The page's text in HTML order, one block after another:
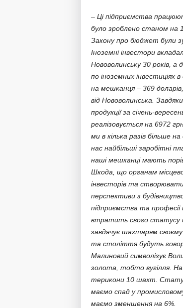
– Ці підприємства
було зроблено станом на
Закону про бюджет були
Іноземні інвестори
Нововолинську 30 років, а
по іноземних інвестиціях
на мешканця – 369
від Нововолинська.
продукції за січень-
реалізовується на 6972
ми в кілька разів більше
нас найбільші заробітні
наші мешканці мають
Шкода, що органам
інвесторів та
перспективи з
підприємства та
втратить свого статусу
завдячує шахтарям своєму
та століття будуть
Малиновий символізує
золота, тобто вугілля. На
терикони 10 шахт.
маємо спад у
маємо зменшення на 6%.